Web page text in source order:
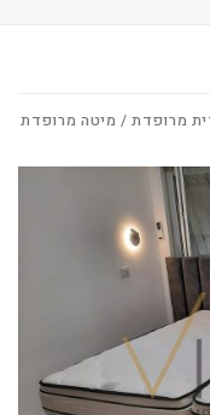
מרופדת / מיטה מרופדת